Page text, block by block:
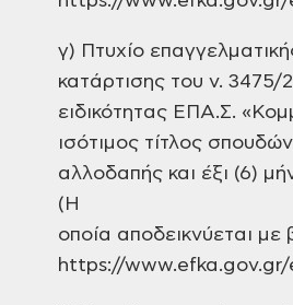
γ) Πτυχίο
κατάρτισης του ν. 3475/
ειδικότητας ΕΠΑ.Σ.
ισότιμος τίτλος σπουδών
αλλοδαπής και έξι (6)
(Η
οποία αποδεικνύεται
https://www.efka.gov.gr/